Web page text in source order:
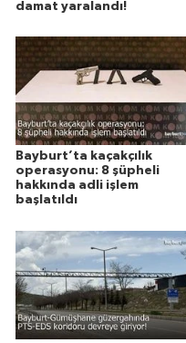
damat yaralandı!
Bayburt’ta kaçakçılık
operasyonu: 8 şüpheli
hakkında adli işlem
başlatıldı